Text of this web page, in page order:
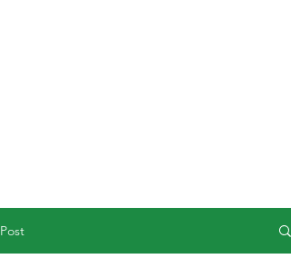
Post